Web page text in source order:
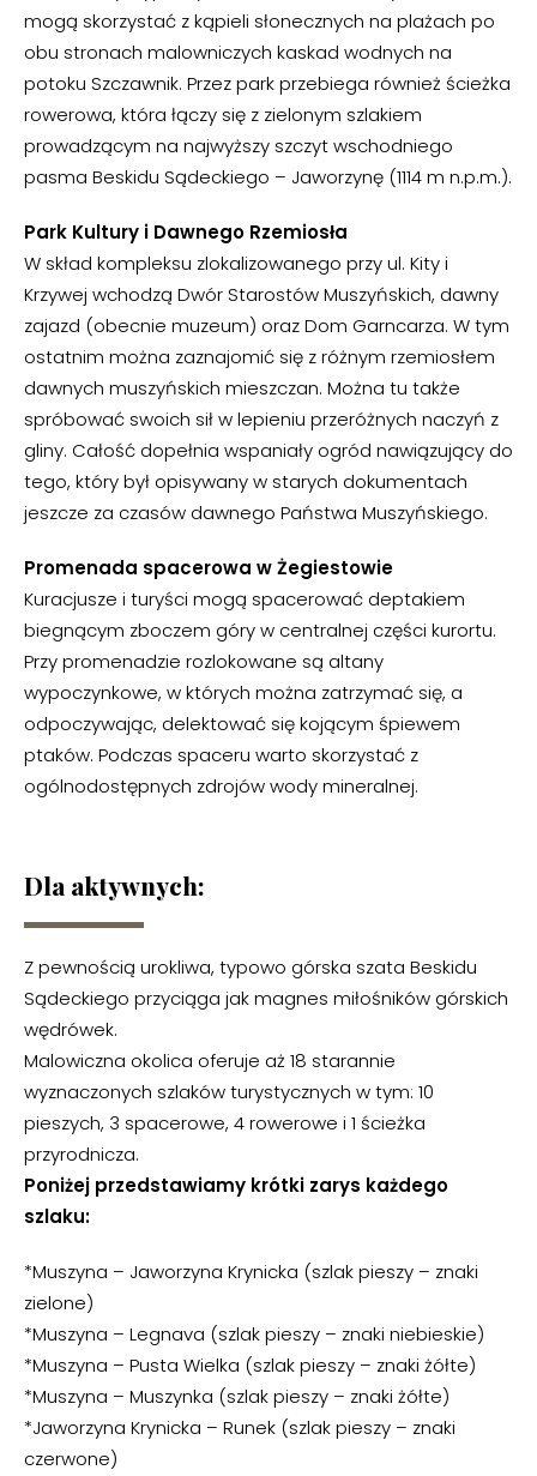
mogą skorzystać z kąpieli słonecznych na plażach po
obu stronach malowniczych kaskad wodnych na
potoku Szczawnik. Przez park przebiega również ścieżka
rowerowa, która łączy się z zielonym szlakiem
prowadzącym na najwyższy szczyt wschodniego
pasma Beskidu Sądeckiego – Jaworzynę (1114 m n.p.m.).
Park Kultury i Dawnego Rzemiosła
W skład kompleksu zlokalizowanego przy ul. Kity i
Krzywej wchodzą Dwór Starostów Muszyńskich, dawny
zajazd (obecnie muzeum) oraz Dom Garncarza. W tym
ostatnim można zaznajomić się z różnym rzemiosłem
dawnych muszyńskich mieszczan. Można tu także
spróbować swoich sił w lepieniu przeróżnych naczyń z
gliny. Całość dopełnia wspaniały ogród nawiązujący do
tego, który był opisywany w starych dokumentach
jeszcze za czasów dawnego Państwa Muszyńskiego.
Promenada spacerowa w Żegiestowie
Kuracjusze i turyści mogą spacerować deptakiem
biegnącym zboczem góry w centralnej części kurortu.
Przy promenadzie rozlokowane są altany
wypoczynkowe, w których można zatrzymać się, a
odpoczywając, delektować się kojącym śpiewem
ptaków. Podczas spaceru warto skorzystać z
ogólnodostępnych zdrojów wody mineralnej.
Dla aktywnych:
Z pewnością urokliwa, typowo górska szata Beskidu
Sądeckiego przyciąga jak magnes miłośników górskich
wędrówek.
Malowiczna okolica oferuje aż 18 starannie
wyznaczonych szlaków turystycznych w tym: 10
pieszych, 3 spacerowe, 4 rowerowe i 1 ścieżka
przyrodnicza.
Poniżej przedstawiamy krótki zarys każdego
szlaku:
*Muszyna – Jaworzyna Krynicka (szlak pieszy – znaki
zielone)
*Muszyna – Legnava (szlak pieszy – znaki niebieskie)
*Muszyna – Pusta Wielka (szlak pieszy – znaki żółte)
*Muszyna – Muszynka (szlak pieszy – znaki żółte)
*Jaworzyna Krynicka – Runek (szlak pieszy – znaki
czerwone)